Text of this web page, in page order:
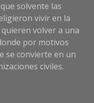
solvente las
vivir en la
volver a una
por motivos
se convierte en un
civiles.